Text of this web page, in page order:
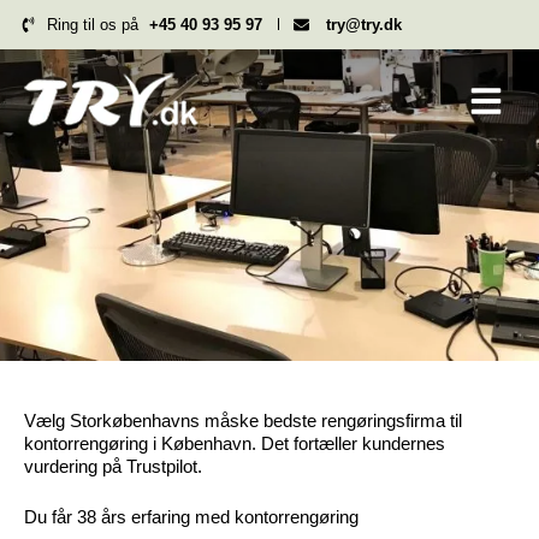
indholdet
Ring til os på +45 40 93 95 97 try@try.dk
Vælg Storkøbenhavns måske bedste rengøringsfirma til
kontorrengøring i København. Det fortæller kundernes
vurdering på Trustpilot.
Du får 38 års erfaring med kontorrengøring